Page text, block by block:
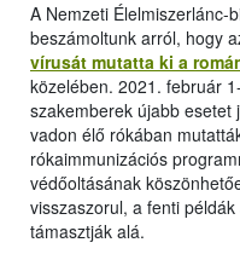
A Nemzeti Élelmiszerlánc-
beszámoltunk arról, hogy
vírusát mutatta ki a
közelében. 2021. február
szakemberek újabb
vadon élő rókában
rókaimmunizációs
védőoltásának
visszaszorul, a fenti
támasztják alá.